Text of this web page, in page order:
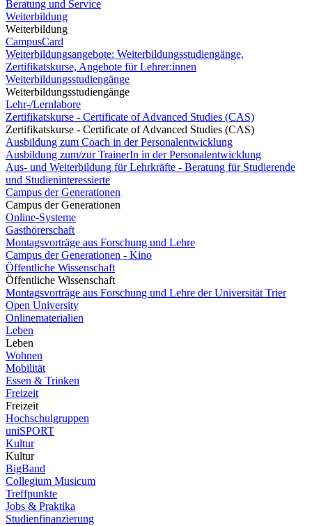
Beratung und Service
Weiterbildung
Weiterbildung
CampusCard
Weiterbildungsangebote: Weiterbildungsstudiengänge,
Zertifikatskurse, Angebote für Lehrer:innen
Weiterbildungsstudiengänge
Weiterbildungsstudiengänge
Lehr-/Lernlabore
Zertifikatskurse - Certificate of Advanced Studies (CAS)
Zertifikatskurse - Certificate of Advanced Studies (CAS)
Ausbildung zum Coach in der Personalentwicklung
Ausbildung zum/zur TrainerIn in der Personalentwicklung
Aus- und Weiterbildung für Lehrkräfte - Beratung für Studierende
und Studieninteressierte
Campus der Generationen
Campus der Generationen
Online-Systeme
Gasthörerschaft
Montagsvorträge aus Forschung und Lehre
Campus der Generationen - Kino
Öffentliche Wissenschaft
Öffentliche Wissenschaft
Montagsvorträge aus Forschung und Lehre der Universität Trier
Open University
Onlinematerialien
Leben
Leben
Wohnen
Mobilität
Essen & Trinken
Freizeit
Freizeit
Hochschulgruppen
uniSPORT
Kultur
Kultur
BigBand
Collegium Musicum
Treffpunkte
Jobs & Praktika
Studienfinanzierung